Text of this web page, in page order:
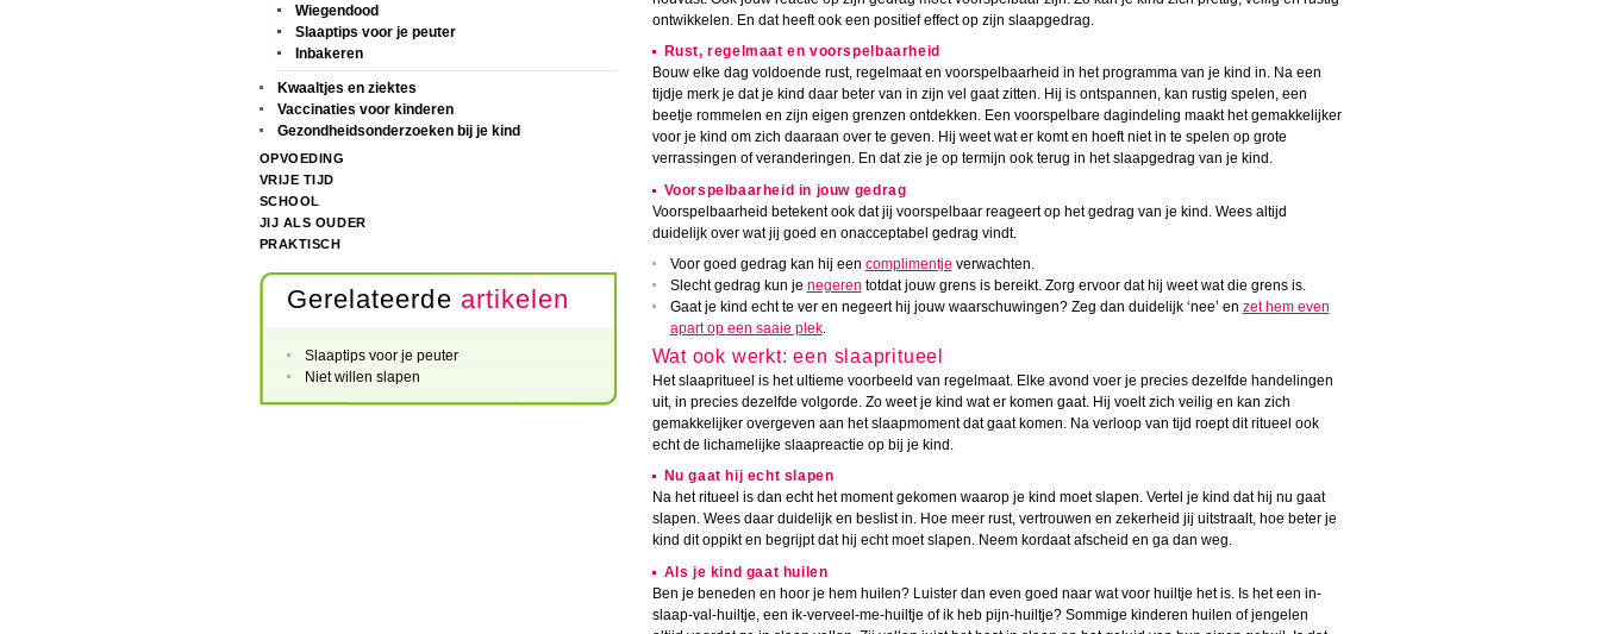
Wiegendood
Slaaptips voor je peuter
Inbakeren
Kwaaltjes en ziektes
Vaccinaties voor kinderen
Gezondheidsonderzoeken bij je kind
OPVOEDING
VRIJE TIJD
SCHOOL
JIJ ALS OUDER
PRAKTISCH
Gerelateerde artikelen
Slaaptips voor je peuter
Niet willen slapen
ontwikkelen. En dat heeft ook een positief effect op zijn slaapgedrag.
Rust, regelmaat en voorspelbaarheid
Bouw elke dag voldoende rust, regelmaat en voorspelbaarheid in het programma van je kind in. Na een
tijdje merk je dat je kind daar beter van in zijn vel gaat zitten. Hij is ontspannen, kan rustig spelen, een
beetje rommelen en zijn eigen grenzen ontdekken. Een voorspelbare dagindeling maakt het gemakkelijker
voor je kind om zich daaraan over te geven. Hij weet wat er komt en hoeft niet in te spelen op grote
verrassingen of veranderingen. En dat zie je op termijn ook terug in het slaapgedrag van je kind.
Voorspelbaarheid in jouw gedrag
Voorspelbaarheid betekent ook dat jij voorspelbaar reageert op het gedrag van je kind. Wees altijd
duidelijk over wat jij goed en onacceptabel gedrag vindt.
Voor goed gedrag kan hij een complimentje verwachten.
Slecht gedrag kun je negeren totdat jouw grens is bereikt. Zorg ervoor dat hij weet wat die grens is.
Gaat je kind echt te ver en negeert hij jouw waarschuwingen? Zeg dan duidelijk ‘nee’ en zet hem even
apart op een saaie plek.
Wat ook werkt: een slaapritueel
Het slaapritueel is het ultieme voorbeeld van regelmaat. Elke avond voer je precies dezelfde handelingen
uit, in precies dezelfde volgorde. Zo weet je kind wat er komen gaat. Hij voelt zich veilig en kan zich
gemakkelijker overgeven aan het slaapmoment dat gaat komen. Na verloop van tijd roept dit ritueel ook
echt de lichamelijke slaapreactie op bij je kind.
Nu gaat hij echt slapen
Na het ritueel is dan echt het moment gekomen waarop je kind moet slapen. Vertel je kind dat hij nu gaat
slapen. Wees daar duidelijk en beslist in. Hoe meer rust, vertrouwen en zekerheid jij uitstraalt, hoe beter je
kind dit oppikt en begrijpt dat hij echt moet slapen. Neem kordaat afscheid en ga dan weg.
Als je kind gaat huilen
Ben je beneden en hoor je hem huilen? Luister dan even goed naar wat voor huiltje het is. Is het een in-
slaap-val-huiltje, een ik-verveel-me-huiltje of ik heb pijn-huiltje? Sommige kinderen huilen of jengelen